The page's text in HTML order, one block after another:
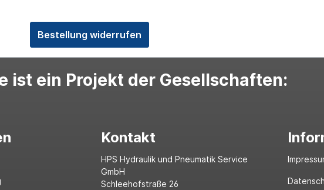
Bestellung widerrufen
ist ein Projekt der Gesellschaften:
Kontakt
HPS Hydraulik und Pneumatik Service
GmbH
Schleehofstraße 26